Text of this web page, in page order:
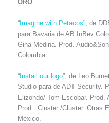
ORO
“Imagine with Petacos” , de
para Bavaria de AB InBev
Gina Medina. Prod.
Colombia.
“ Install our logo”, de Leo
Studio para de ADT Security.
Elizondo/ Tom Escobar.
Prod.: Cluster /Cluster. Otras
México.